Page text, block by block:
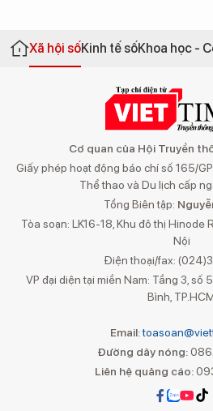
Xã hội sốKinh tế sốKhoa học -
Cơ quan của Hội Truyền
Giấy phép hoạt động báo chí số 165/
Thể thao và Du lịch cấp
Tổng Biên tập:
Tòa soạn: LK16-18, Khu đô thị Hinode
Nội
Điện thoại/fax:
VP đại diện tại miền Nam: Tầng 3, số
Bình,
Email:
Đường dây nóng:
Liên hệ quảng cáo: